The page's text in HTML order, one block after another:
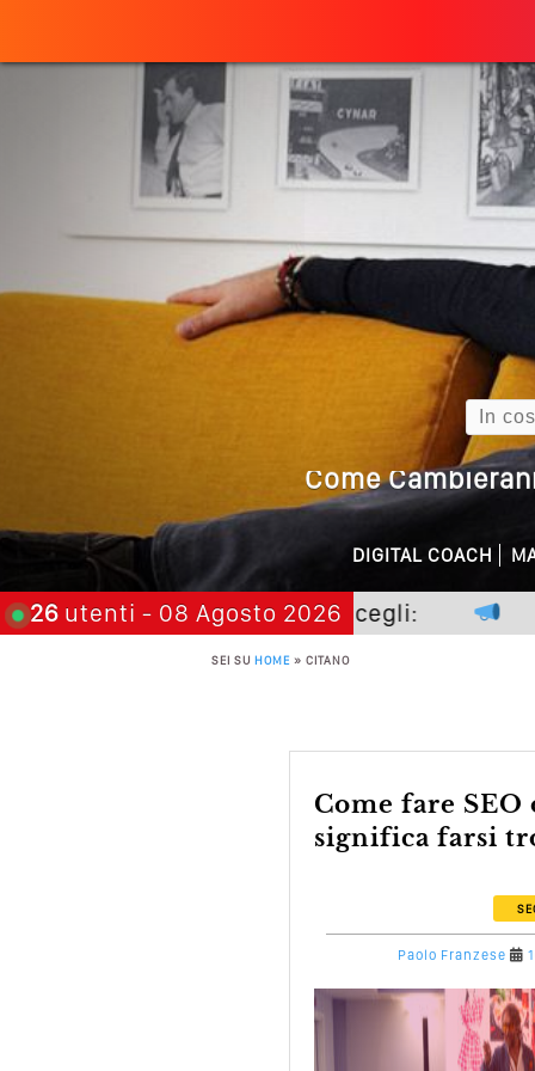
Search
ULTIMO ARTICOLO
Quando
Come
Cos’è La
Come
Quale Sarà Il Futuro Della
Perché
Perché Non
Quali Sono Gli Errori
DIGITAL COACH
26 utenti - 08 Agosto 2026
premia chi aspetta, scegli: 21
SEI SU HOME » CITANO
Come fare SEO oggi: non
significa farsi
Paolo Franzese